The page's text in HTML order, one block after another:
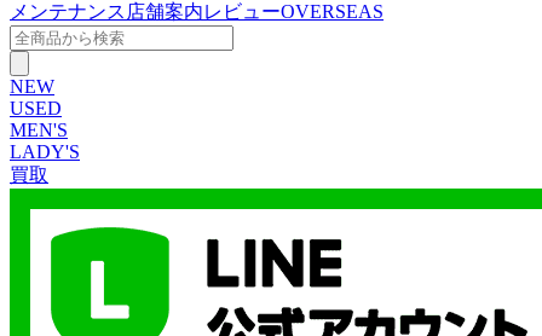
メンテナンス 店舗案内レビューOVERSEAS
NEW
USED
MEN'S
LADY'S
買取